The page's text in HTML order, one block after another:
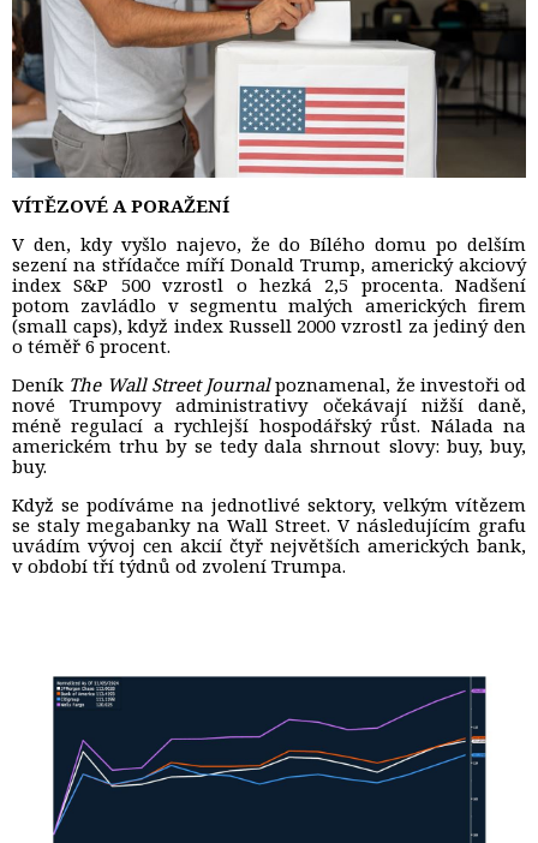
VÍTĚZOVÉ A PORAŽENÍ
V den, kdy vyšlo najevo, že do Bílého domu po delším
sezení na střídačce míří Donald Trump, americký akciový
index S&P 500 vzrostl o hezká 2,5 procenta. Nadšení
potom zavládlo v segmentu malých amerických firem
(small caps), když index Russell 2000 vzrostl za jediný den
o téměř 6 procent.
Deník The Wall Street Journalpoznamenal, že investoři od
nové Trumpovy administrativy očekávají nižší daně,
méně regulací a rychlejší hospodářský růst. Nálada na
americkém trhu by se tedy dala shrnout slovy: buy, buy,
buy.
Když se podíváme na jednotlivé sektory, velkým vítězem
se staly megabanky na Wall Street. V následujícím grafu
uvádím vývoj cen akcií čtyř největších amerických bank,
v období tří týdnů od zvolení Trumpa.